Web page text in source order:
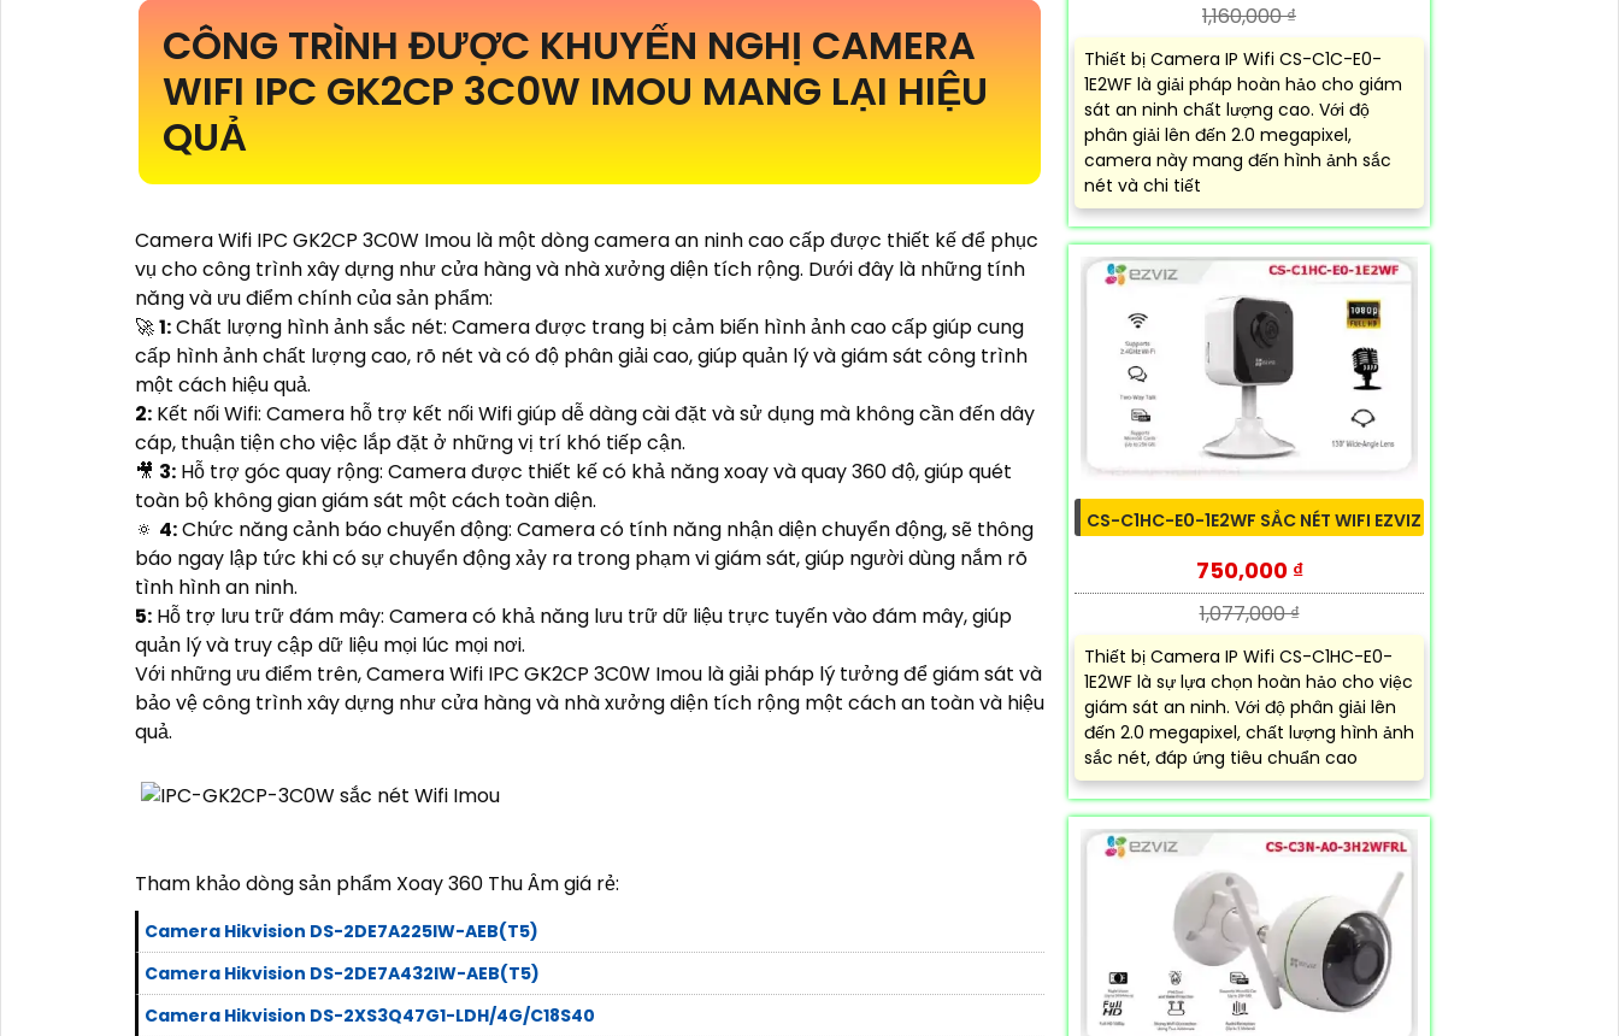
CÔNG TRÌNH ĐƯỢC KHUYẾN NGHỊ CAMERA
WIFI IPC GK2CP 3C0W IMOU MANG LẠI HIỆU
QUẢ
Camera Wifi IPC GK2CP 3C0W Imou là một dòng camera an ninh cao cấp được thiết kế để phục
vụ cho công trình xây dựng như cửa hàng và nhà xưởng diện tích rộng. Dưới đây là những tính
năng và ưu điểm chính của sản phẩm:
️🚀1:Chất lượng hình ảnh sắc nét: Camera được trang bị cảm biến hình ảnh cao cấp giúp cung
cấp hình ảnh chất lượng cao, rõ nét và có độ phân giải cao, giúp quản lý và giám sát công trình
một cách hiệu quả.
2: Kết nối Wifi: Camera hỗ trợ kết nối Wifi giúp dễ dàng cài đặt và sử dụng mà không cần đến dây
cáp, thuận tiện cho việc lắp đặt ở những vị trí khó tiếp cận.
🎥 3: Hỗ trợ góc quay rộng: Camera được thiết kế có khả năng xoay và quay 360 độ, giúp quét
toàn bộ không gian giám sát một cách toàn diện.
🔅 4:Chức năng cảnh báo chuyển động: Camera có tính năng nhận diện chuyển động, sẽ thông
báo ngay lập tức khi có sự chuyển động xảy ra trong phạm vi giám sát, giúp người dùng nắm rõ
tình hình an ninh.
5: Hỗ trợ lưu trữ đám mây: Camera có khả năng lưu trữ dữ liệu trực tuyến vào đám mây, giúp
quản lý và truy cập dữ liệu mọi lúc mọi nơi.
Với những ưu điểm trên, Camera Wifi IPC GK2CP 3C0W Imou là giải pháp lý tưởng để giám sát và
bảo vệ công trình xây dựng như cửa hàng và nhà xưởng diện tích rộng một cách an toàn và hiệu
quả.
Tham khảo dòng sản phẩm Xoay 360 Thu Âm giá rẻ:
Camera Hikvision DS-2DE7A225IW-AEB(T5)
Camera Hikvision DS-2DE7A432IW-AEB(T5)
Camera Hikvision DS-2XS3Q47G1-LDH/4G/C18S40
1,160,000 ₫
Thiết bị Camera IP Wifi CS-C1C-E0-
1E2WF là giải pháp hoàn hảo cho giám
sát an ninh chất lượng cao. Với độ
phân giải lên đến 2.0 megapixel,
camera này mang đến hình ảnh sắc
nét và chi tiết
CS-C1HC-E0-1E2WF SẮC NÉT WIFI EZVIZ
750,000 ₫
1,077,000 ₫
Thiết bị Camera IP Wifi CS-C1HC-E0-
1E2WF là sự lựa chọn hoàn hảo cho việc
giám sát an ninh. Với độ phân giải lên
đến 2.0 megapixel, chất lượng hình ảnh
sắc nét, đáp ứng tiêu chuẩn cao